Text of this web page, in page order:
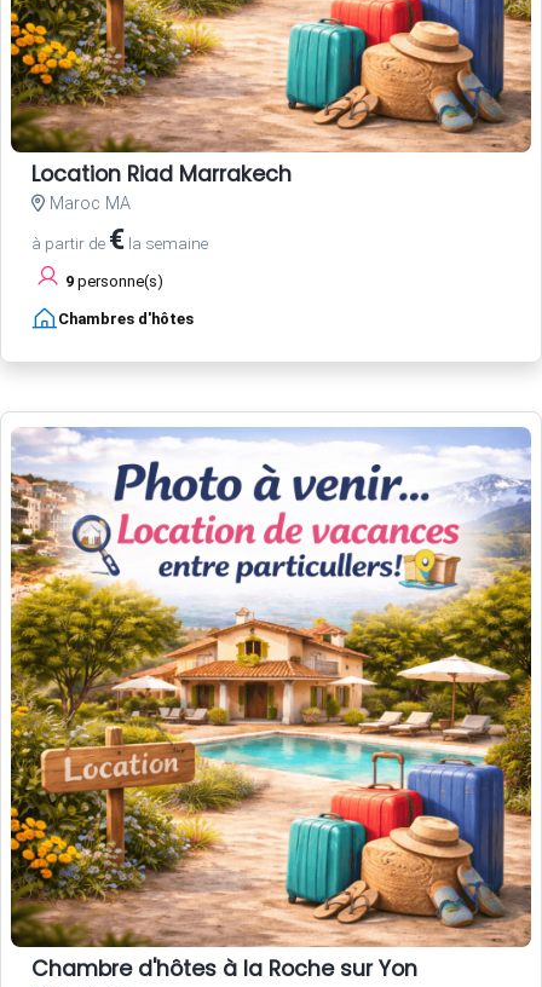
Location Riad Marrakech
Maroc MA
à partir de € la semaine
9 personne(s)
Chambres d'hôtes
Chambre d'hôtes à la Roche sur Yon